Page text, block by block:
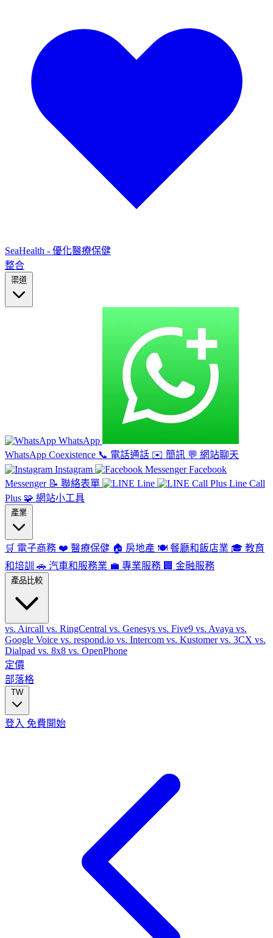
SeaHealth - 優化醫療保健
整合
渠道
WhatsApp
WhatsApp Coexistence 📞 電話通話 ✉️ 簡訊 💬 網站聊天
Instagram
Facebook
Messenger 📝 聯絡表單 Line
Line Call
Plus 🧩 網站小工具
產業
🛒 電子商務 ❤️ 醫療保健 🏠 房地產 🍽️ 餐廳和飯店業 🎓 教育
和培訓
🚗 汽車和服務業 💼 專業服務 🏢 金融服務
產品比較
vs. Aircall vs. RingCentral vs. Genesys vs. Five9 vs. Avaya vs.
Google Voice vs. respond.io vs. Intercom vs. Kustomervs. 3CX vs.
Dialpad vs. 8x8 vs. OpenPhone
定價
部落格
TW
登入 免費開始